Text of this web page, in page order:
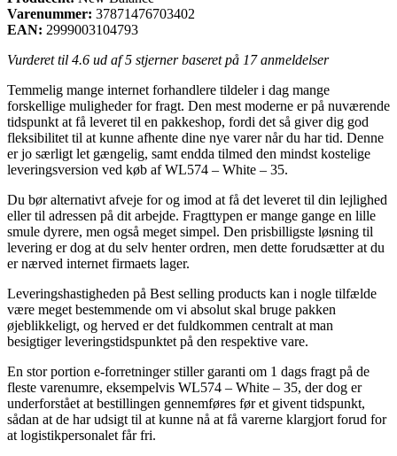
Varenummer: 37871476703402
EAN: 2999003104793
Vurderet til 4.6 ud af 5 stjerner baseret på 17anmeldelser
Temmelig mange internet forhandlere tildeler i dag mange
forskellige muligheder for fragt. Den mest moderne er på nuværende
tidspunkt at få leveret til en pakkeshop, fordi det så giver dig god
fleksibilitet til at kunne afhente dine nye varer når du har tid. Denne
er jo særligt let gængelig, samt endda tilmed den mindst kostelige
leveringsversion ved køb af WL574 – White – 35.
Du bør alternativt afveje for og imod at få det leveret til din lejlighed
eller til adressen på dit arbejde. Fragttypen er mange gange en lille
smule dyrere, men også meget simpel. Den prisbilligste løsning til
levering er dog at du selv henter ordren, men dette forudsætter at du
er nærved internet firmaets lager.
Leveringshastigheden på Best selling products kan i nogle tilfælde
være meget bestemmende om vi absolut skal bruge pakken
øjeblikkeligt, og herved er det fuldkommen centralt at man
besigtiger leveringstidspunktet på den respektive vare.
En stor portion e-forretninger stiller garanti om 1 dags fragt på de
fleste varenumre, eksempelvis WL574 – White – 35, der dog er
underforstået at bestillingen gennemføres før et givent tidspunkt,
sådan at de har udsigt til at kunne nå at få varerne klargjort forud for
at logistikpersonalet får fri.